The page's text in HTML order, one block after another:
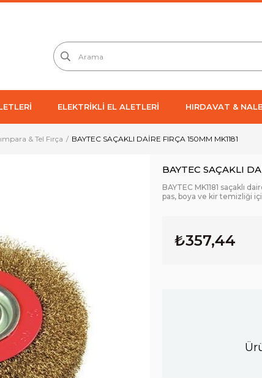
ELEKTRİKLİ EL ALETLERİ HIRDAVAT &
& Tel Fırça BAYTEC SAÇAKLI DAİRE FIRÇA 150MM MK1181
BAYTEC SAÇAKLI
BAYTEC MK1181 saçaklı
pas, boya ve kir temizliği
₺357,44